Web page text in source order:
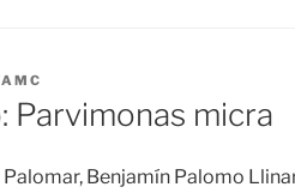
Parvimonas micra
Benjamín Palomo